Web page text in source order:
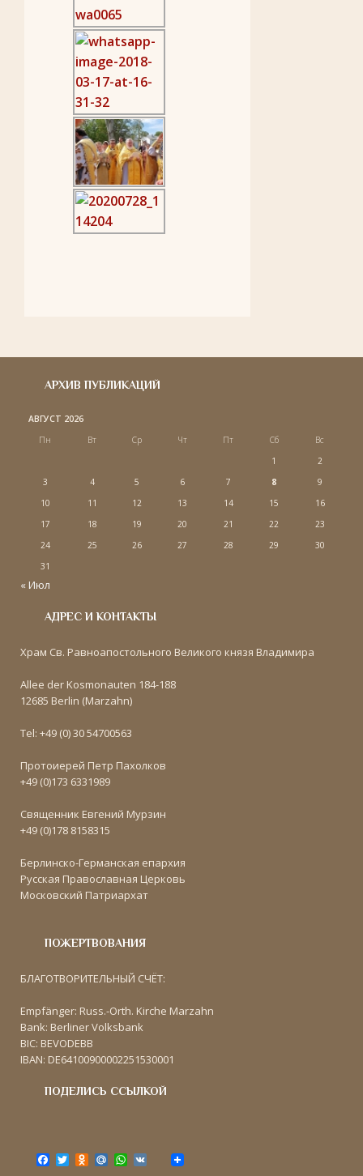
АРХИВ ПУБЛИКАЦИЙ
АВГУСТ 2026
Пн
Вт Ср Чт Пт Сб
Вс
1
2
3
4 5 6 7 8
9
10
11 12 13 14 15
16
17
18 19 20 21 22
23
24
25 26 27 28 29
30
31
« Июл
АДРЕС И КОНТАКТЫ
Храм Св. Равноапостольного Великого князя Владимира
Allee der Kosmonauten 184-188
12685 Berlin (Marzahn)
Tel: +49 (0) 30 54700563
Протоиерей Петр Пахолков
+49 (0)173 6331989
Священник Евгений Мурзин
+49 (0)178 8158315
Берлинско-Германская епархия
Русская Православная Церковь
Московский Патриархат
ПОЖЕРТВОВАНИЯ
БЛАГОТВОРИТЕЛЬНЫЙ СЧЁТ:
Empfänger: Russ.-Orth. Kirche Marzahn
Bank: Berliner Volksbank
BIC: BEVODEBB
IBAN: DE64100900002251530001
ПОДЕЛИСЬ ССЫЛКОЙ
a
T
w
O
d
M
a
W
h